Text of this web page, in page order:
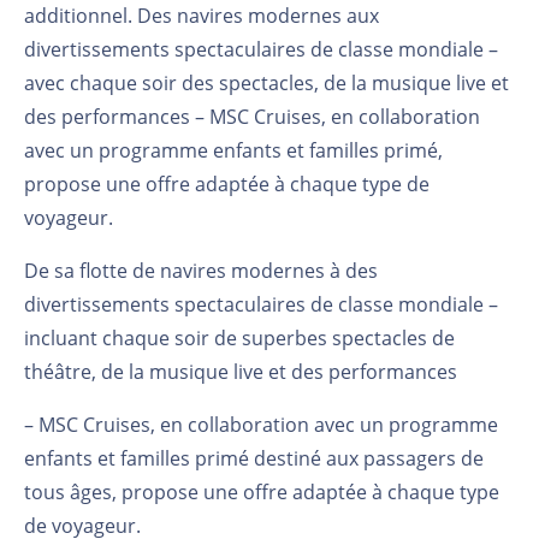
additionnel. Des navires modernes aux
divertissements spectaculaires de classe mondiale –
avec chaque soir des spectacles, de la musique live et
des performances – MSC Cruises, en collaboration
avec un programme enfants et familles primé,
propose une offre adaptée à chaque type de
voyageur.
De sa flotte de navires modernes à des
divertissements spectaculaires de classe mondiale –
incluant chaque soir de superbes spectacles de
théâtre, de la musique live et des performances
– MSC Cruises, en collaboration avec un programme
enfants et familles primé destiné aux passagers de
tous âges, propose une offre adaptée à chaque type
de voyageur.